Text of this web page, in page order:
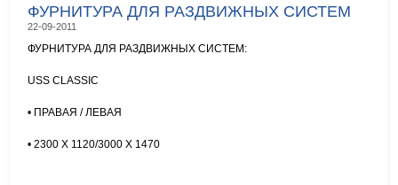
ФУРНИТУРА ДЛЯ РАЗДВИЖНЫХ СИСТЕМ
22-09-2011
ФУРНИТУРА ДЛЯ РАЗДВИЖНЫХ СИСТЕМ:
USS CLASSIC
• ПРАВАЯ / ЛЕВАЯ
• 2300 Х 1120/3000 Х 1470